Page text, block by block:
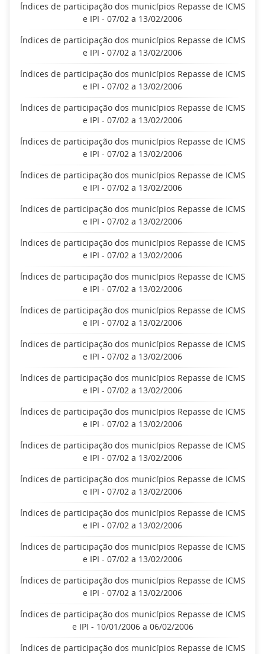
Índices de participação dos municípios Repasse de ICMS
e IPI - 07/02 a 13/02/2006
Índices de participação dos municípios Repasse de ICMS
e IPI - 07/02 a 13/02/2006
Índices de participação dos municípios Repasse de ICMS
e IPI - 07/02 a 13/02/2006
Índices de participação dos municípios Repasse de ICMS
e IPI - 07/02 a 13/02/2006
Índices de participação dos municípios Repasse de ICMS
e IPI - 07/02 a 13/02/2006
Índices de participação dos municípios Repasse de ICMS
e IPI - 07/02 a 13/02/2006
Índices de participação dos municípios Repasse de ICMS
e IPI - 07/02 a 13/02/2006
Índices de participação dos municípios Repasse de ICMS
e IPI - 07/02 a 13/02/2006
Índices de participação dos municípios Repasse de ICMS
e IPI - 07/02 a 13/02/2006
Índices de participação dos municípios Repasse de ICMS
e IPI - 07/02 a 13/02/2006
Índices de participação dos municípios Repasse de ICMS
e IPI - 07/02 a 13/02/2006
Índices de participação dos municípios Repasse de ICMS
e IPI - 07/02 a 13/02/2006
Índices de participação dos municípios Repasse de ICMS
e IPI - 07/02 a 13/02/2006
Índices de participação dos municípios Repasse de ICMS
e IPI - 07/02 a 13/02/2006
Índices de participação dos municípios Repasse de ICMS
e IPI - 07/02 a 13/02/2006
Índices de participação dos municípios Repasse de ICMS
e IPI - 07/02 a 13/02/2006
Índices de participação dos municípios Repasse de ICMS
e IPI - 07/02 a 13/02/2006
Índices de participação dos municípios Repasse de ICMS
e IPI - 07/02 a 13/02/2006
Índices de participação dos municípios Repasse de ICMS
e IPI - 10/01/2006 a 06/02/2006
Índices de participação dos municípios Repasse de ICMS